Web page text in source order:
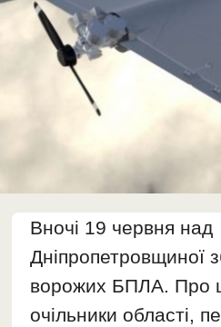
Вночі 19 червня над
Дніпропетровщиної
ворожих БПЛА. Про
очільники області,